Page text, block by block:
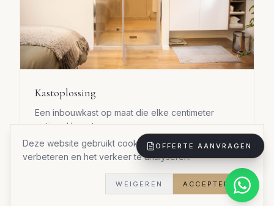
OFFERTE AANVRAGEN
Deze website gebruikt cookies om uw ervaring te
verbeteren en het verkeer te analyseren.
WEIGEREN ACCEPTEREN
Kastoplossing
Een inbouwkast op maat die elke centimeter
optimaal benut.
Materialen: Duurzame materialen
Stijl: Stijlvol praktisch
5 weken